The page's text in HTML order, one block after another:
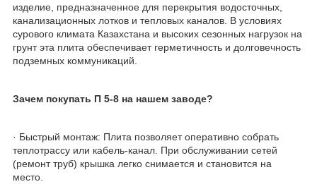
изделие, предназначенное для перекрытия водосточных,
канализационных лотков и тепловых каналов. В условиях
сурового климата Казахстана и высоких сезонных нагрузок на
грунт эта плита обеспечивает герметичность и долговечность
подземных коммуникаций.
Зачем покупать П 5-8 на нашем заводе?
· Быстрый монтаж: Плита позволяет оперативно собрать
теплотрассу или кабель-канал. При обслуживании сетей
(ремонт труб) крышка легко снимается и становится на
место.